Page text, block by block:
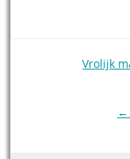
Vrolijk
←